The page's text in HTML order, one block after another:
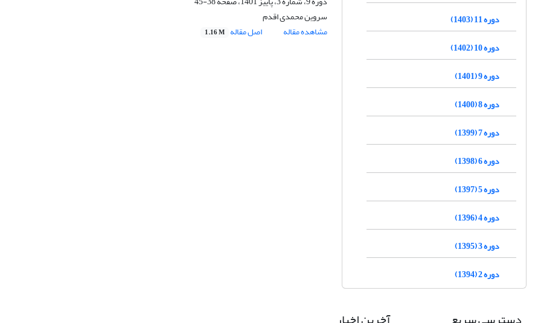
سروین محمدی اقدم
مشاهده مقاله
اصل مقاله 1.16 M
دوره 11 (1403)
دوره 10 (1402)
دوره 9 (1401)
دوره 8 (1400)
دوره 7 (1399)
دوره 6 (1398)
دوره 5 (1397)
دوره 4 (1396)
دوره 3 (1395)
دوره 2 (1394)